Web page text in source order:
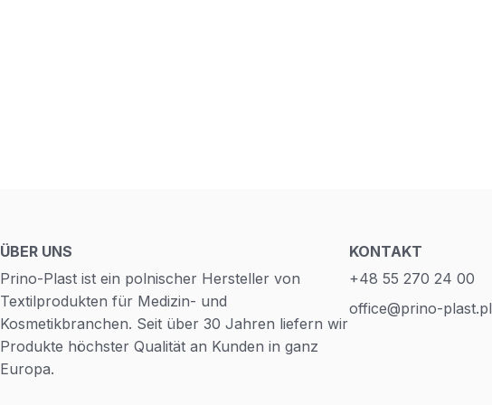
ÜBER UNS
Prino-Plast ist ein polnischer Hersteller von
Textilprodukten für Medizin- und
Kosmetikbranchen. Seit über 30 Jahren liefern wir
Produkte höchster Qualität an Kunden in ganz
Europa.
KONTAKT
+48 55 270 24 00
office@prino-plast.pl